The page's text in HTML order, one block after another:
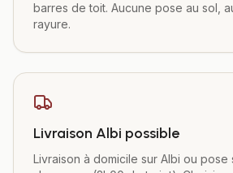
barres de toit. Aucune pose au sol,
rayure.
Livraison Albi possible
Livraison à domicile sur Albi ou pose